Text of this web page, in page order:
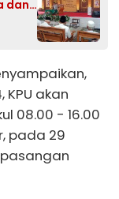
dan
akan
08.00 - 16.00
pada 29